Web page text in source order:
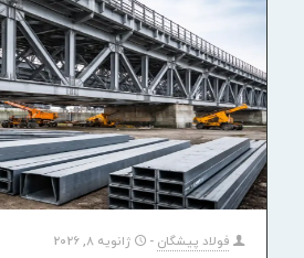
فولاد پیشگان - ژانویه 8, 2026